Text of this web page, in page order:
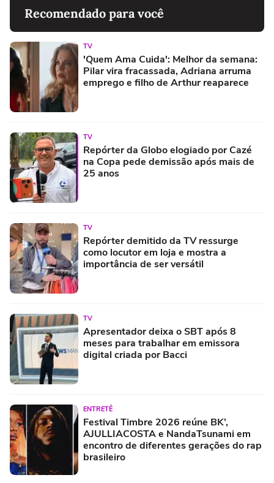
Recomendado para você
TV
'Quem Ama Cuida': Melhor da semana:
Pilar vira fracassada, Adriana arruma
emprego e filho de Arthur reaparece
TV
Repórter da Globo elogiado por Cazé
na Copa pede demissão após mais de
25 anos
TV
Repórter demitido da TV ressurge
como locutor em loja e mostra a
importância de ser versátil
TV
Apresentador deixa o SBT após 8
meses para trabalhar em emissora
digital criada por Bacci
ENTRETÊ
Festival Timbre 2026 reúne BK’,
AJULLIACOSTA e NandaTsunami em
encontro de diferentes gerações do rap
brasileiro